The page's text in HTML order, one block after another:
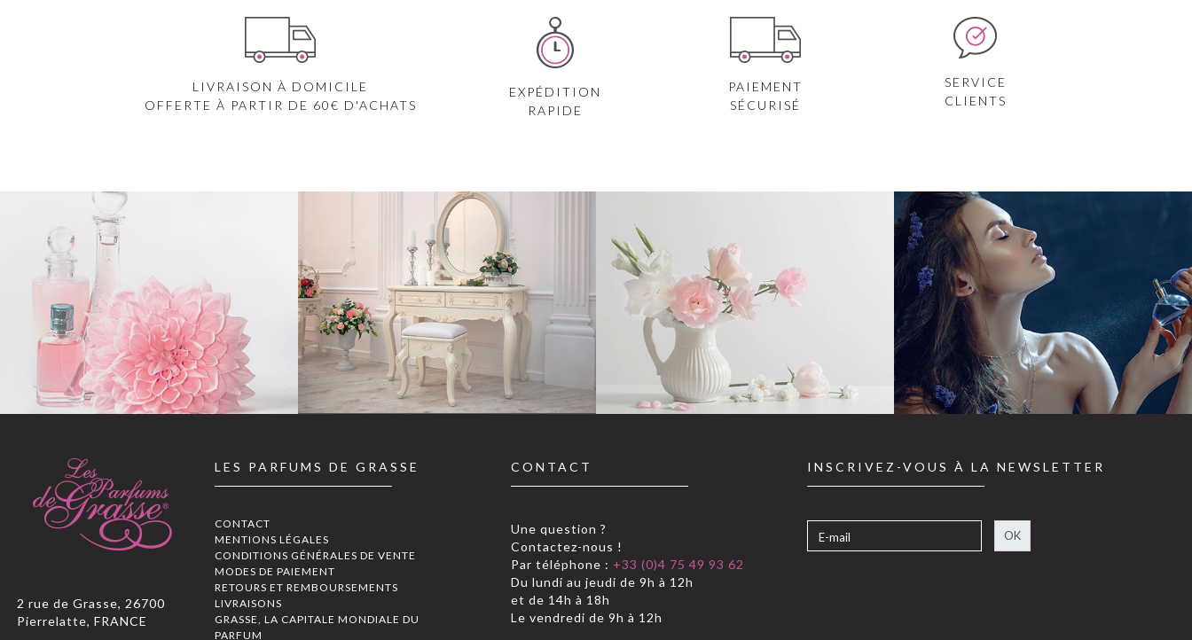
LIVRAISON À DOMICILE
OFFERTE À PARTIR DE 60€ D'ACHATS
EXPÉDITION
RAPIDE
PAIEMENT
SÉCURISÉ
SERVICE
CLIENTS
2 rue de Grasse, 26700
Pierrelatte, FRANCE
LES PARFUMS DE GRASSE
CONTACT
MENTIONS LÉGALES
CONDITIONS GÉNÉRALES DE VENTE
MODES DE PAIEMENT
RETOURS ET REMBOURSEMENTS
LIVRAISONS
GRASSE, LA CAPITALE MONDIALE DU
PARFUM
CONTACT
Une question ?
Contactez-nous !
Par téléphone : +33 (0)4 75 49 93 62
Du lundi au jeudi de 9h à 12h
et de 14h à 18h
Le vendredi de 9h à 12h
INSCRIVEZ-VOUS À LA NEWSLETTER